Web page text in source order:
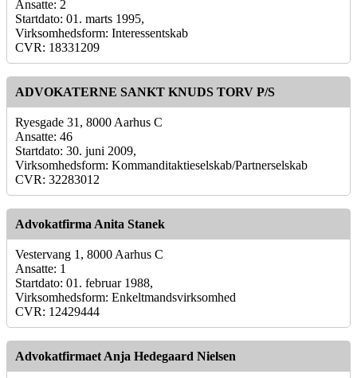
Ansatte: 2
Startdato: 01. marts 1995,
Virksomhedsform: Interessentskab
CVR: 18331209
ADVOKATERNE SANKT KNUDS TORV P/S
Ryesgade 31, 8000 Aarhus C
Ansatte: 46
Startdato: 30. juni 2009,
Virksomhedsform: Kommanditaktieselskab/Partnerselskab
CVR: 32283012
Advokatfirma Anita Stanek
Vestervang 1, 8000 Aarhus C
Ansatte: 1
Startdato: 01. februar 1988,
Virksomhedsform: Enkeltmandsvirksomhed
CVR: 12429444
Advokatfirmaet Anja Hedegaard Nielsen